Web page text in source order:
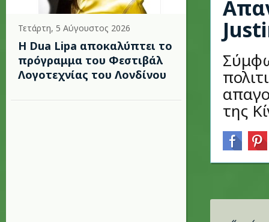
Τετάρτη, 5 Αύγουστος 2026
Η Dua Lipa αποκαλύπτει το
πρόγραμμα του Φεστιβάλ
Λογοτεχνίας του Λονδίνου
της
Σελίδες